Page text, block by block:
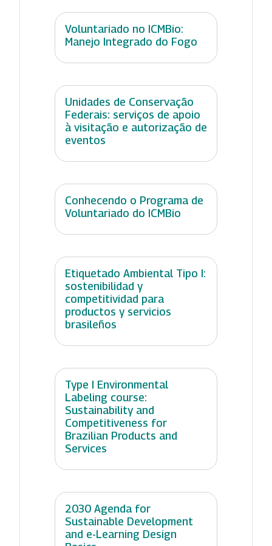
Voluntariado no ICMBio:
Manejo Integrado do Fogo
Unidades de Conservação
Federais: serviços de apoio
à visitação e autorização de
eventos
Conhecendo o Programa de
Voluntariado do ICMBio
Etiquetado Ambiental Tipo I:
sostenibilidad y
competitividad para
productos y servicios
brasileños
Type I Environmental
Labeling course:
Sustainability and
Competitiveness for
Brazilian Products and
Services
2030 Agenda for
Sustainable Development
and e-Learning Design